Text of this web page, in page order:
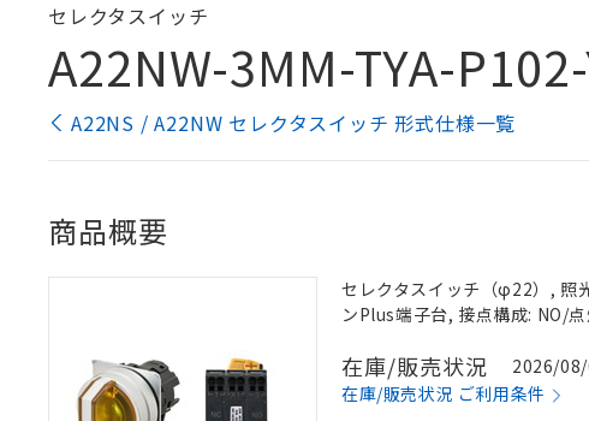
セレクタスイッチ
A22NW-3MM-TYA-
A22NS / A22NW セレクタスイッチ 形式仕様一覧
商品概要
セレクタスイッチ（φ22）, 照
ンPlus端子台, 接点構成: NO/
在庫/販売状況
2026/08/
在庫/販売状況 ご利用条件